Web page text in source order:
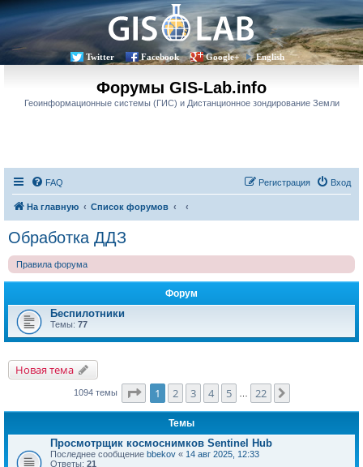
Twitter Facebook Google+ English
Форумы GIS-Lab.info
Геоинформационные системы (ГИС) и Дистанционное зондирование Земли
FAQ Вход
Регистрация
На главную Список форумов
Обработка ДДЗ
Правила форума
Форум
Беспилотники
Темы: 77
Новая тема
1094 темы Страница1 из
1 2 3 4 5 22
Темы
Просмотрщик космоснимков Sentinel Hub
Последнее сообщение bbekov « 14 авг 2025, 12:33
Ответы: 21